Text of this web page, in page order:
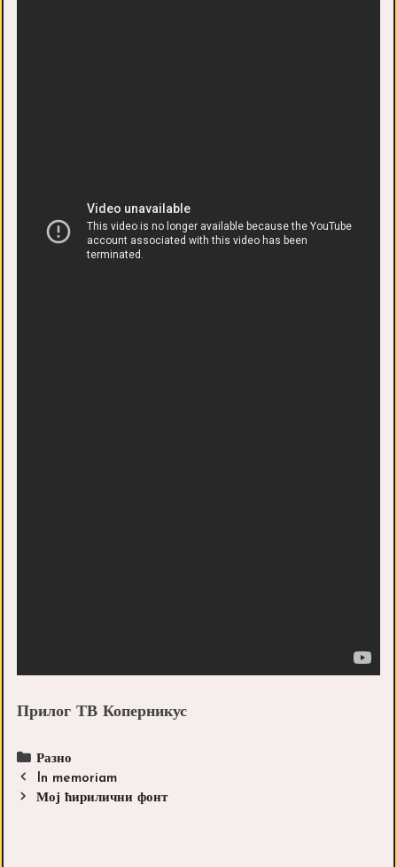
Прилог ТВ Коперникус
Categories
Разно
Post
navigation
In memoriam
Мој ћирилични фонт